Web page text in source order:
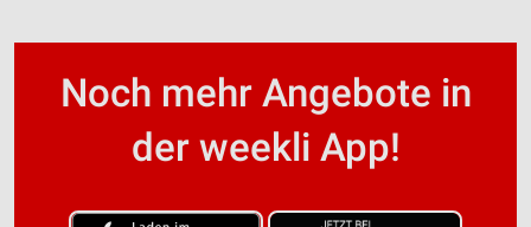
Noch mehr Angebote in
der weekli App!